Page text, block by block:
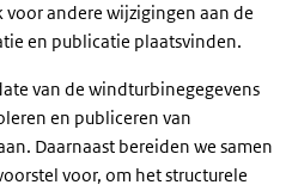
andere wijzigingen aan de
en publicatie plaatsvinden.
van de windturbinegegevens
en publiceren van
Daarnaast bereiden we samen
voor, om het structurele